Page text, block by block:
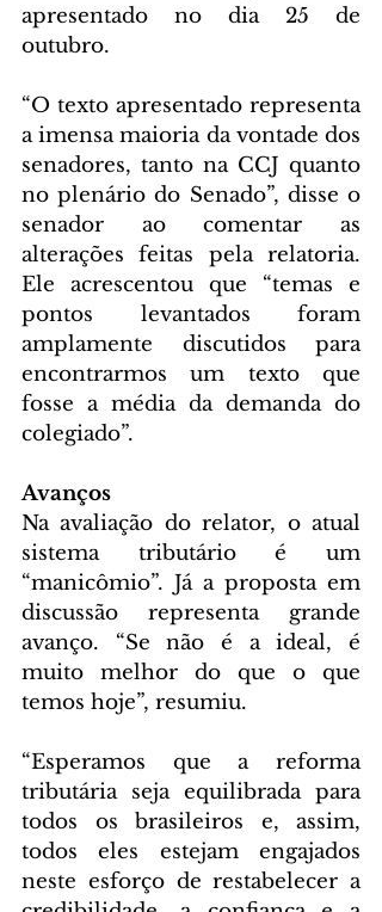
apresentado no dia 25 de
outubro.
“O texto apresentado representa
a imensa maioria da vontade dos
senadores, tanto na CCJ quanto
no plenário do Senado”, disse o
senador ao comentar as
alterações feitas pela relatoria.
Ele acrescentou que “temas e
pontos levantados foram
amplamente discutidos para
encontrarmos um texto que
fosse a média da demanda do
colegiado”.
Avanços
Na avaliação do relator, o atual
sistema tributário é um
“manicômio”. Já a proposta em
discussão representa grande
avanço. “Se não é a ideal, é
muito melhor do que o que
temos hoje”, resumiu.
“Esperamos que a reforma
tributária seja equilibrada para
todos os brasileiros e, assim,
todos eles estejam engajados
neste esforço de restabelecer a